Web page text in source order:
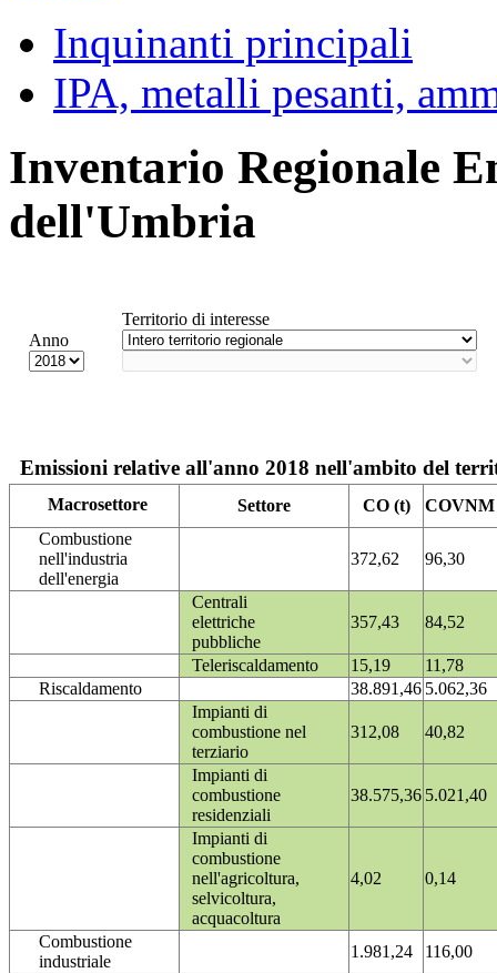
Inquinanti principali
IPA, metalli pesanti,
Inventario Regionale
dell'Umbria
Anno
Territorio di interesse
Emissioni relative all'anno 2018 nell'ambito del
Macrosettore Settore CO (t)
COVNM
Combustione
nell'industria
dell'energia
372,62 96,30
Centrali
elettriche
pubbliche
357,43 84,52
Teleriscaldamento 15,19
11,78
Riscaldamento
38.891,46 5.062,36
Impianti di
combustione nel
terziario
312,08 40,82
Impianti di
combustione
residenziali
38.575,36 5.021,40
Impianti di
combustione
nell'agricoltura,
selvicoltura,
acquacoltura
4,02 0,14
Combustione
industriale
1.981,24
116,00